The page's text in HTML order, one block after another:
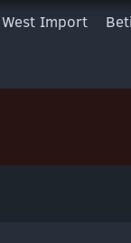
West Import